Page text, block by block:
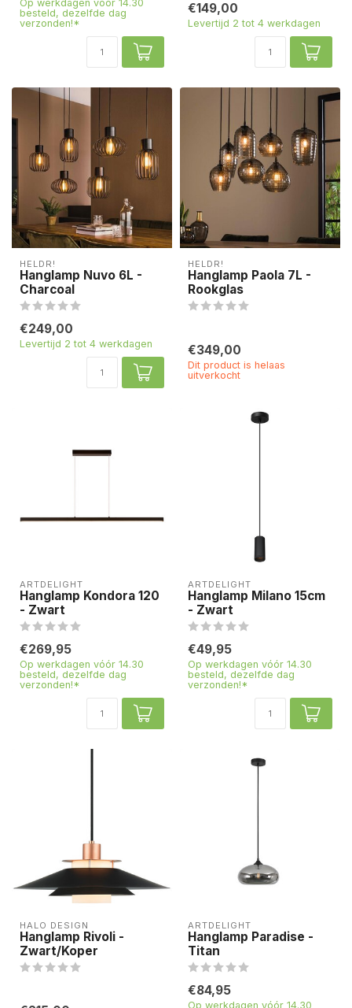
Op werkdagen vóór 14.30
besteld, dezelfde dag
verzonden!*
€149,00
Levertijd 2 tot 4 werkdagen
HELDR!
Hanglamp Nuvo 6L -
Charcoal
€249,00
Levertijd 2 tot 4 werkdagen
HELDR!
Hanglamp Paola 7L -
Rookglas
€349,00
Dit product is helaas
uitverkocht
ARTDELIGHT
Hanglamp Kondora 120
- Zwart
€269,95
Op werkdagen vóór 14.30
besteld, dezelfde dag
verzonden!*
ARTDELIGHT
Hanglamp Milano 15cm
- Zwart
€49,95
Op werkdagen vóór 14.30
besteld, dezelfde dag
verzonden!*
HALO DESIGN
Hanglamp Rivoli -
Zwart/Koper
ARTDELIGHT
Hanglamp Paradise -
Titan
€84,95
Op werkdagen vóór 14.30